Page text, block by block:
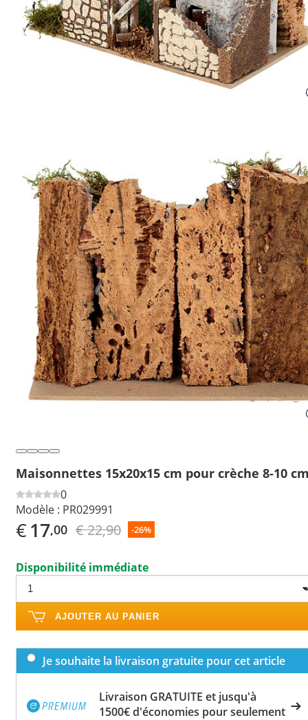
Maisonnettes 15x20x15 cm pour crèche 8-10
0
Modèle : PR029991
€17,00 € 22,90 -26%
Disponibilité immédiate
AJOUTER AU PANIER
Je souhaite la livraison gratuite pour cet article
Livraison GRATUITE et jusqu'à
1500€ d'économies pour seulement